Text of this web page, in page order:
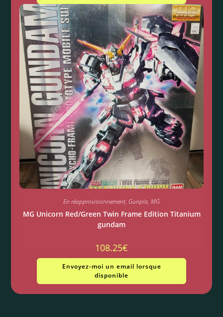
En réapprovisionnement, Gunpla, MG
MG Unicorn Red/Green Twin Frame Edition Titanium
gundam
108.25€
Envoyez-moi un email lorsque
disponible